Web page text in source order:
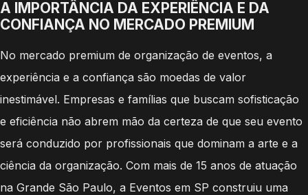
A IMPORTÂNCIA DA EXPERIÊNCIA E DA
CONFIANÇA NO MERCADO PREMIUM
No mercado premium de organização de eventos, a
experiência e a confiança são moedas de valor
inestimável. Empresas e famílias que buscam sofisticação
e eficiência não abrem mão da certeza de que seu evento
será conduzido por profissionais que dominam a arte e a
ciência da organização. Com mais de 15 anos de atuação
na Grande São Paulo, a Eventos em SP construiu uma